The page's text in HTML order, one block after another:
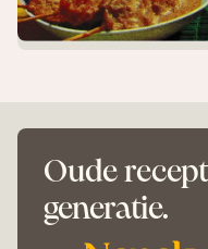
Oude
generatie.